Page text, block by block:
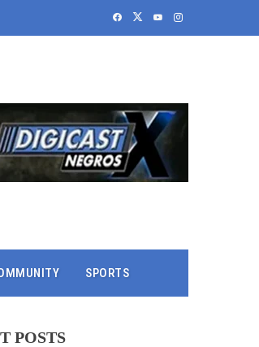
SPORTS
POSTS